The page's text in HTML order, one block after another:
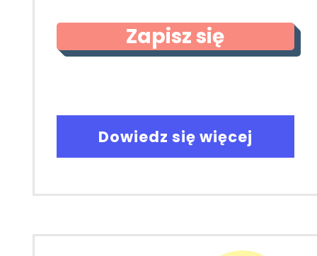
Zapisz się
Dowiedz się więcej